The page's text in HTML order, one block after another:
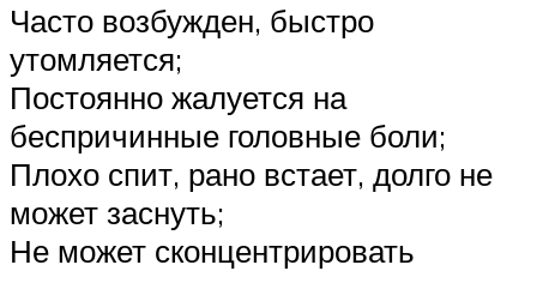
Часто возбужден, быстро
утомляется;
Постоянно жалуется на
беспричинные головные боли;
Плохо спит, рано встает, долго не
может заснуть;
Не может сконцентрировать